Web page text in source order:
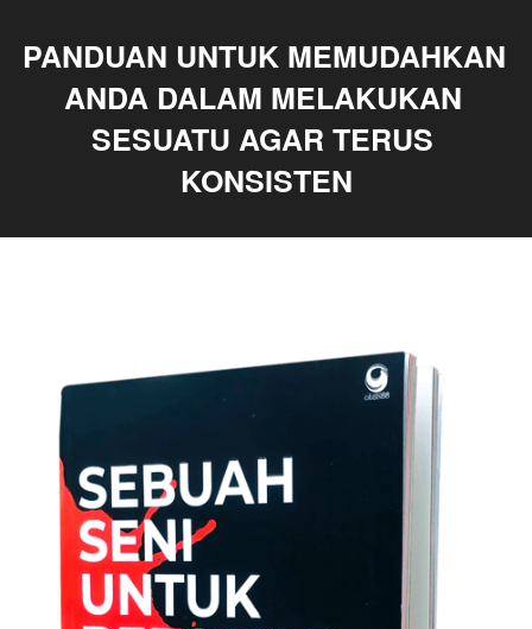
PANDUAN UNTUK MEMUDAHKAN
ANDA DALAM MELAKUKAN
SESUATU AGAR TERUS
KONSISTEN